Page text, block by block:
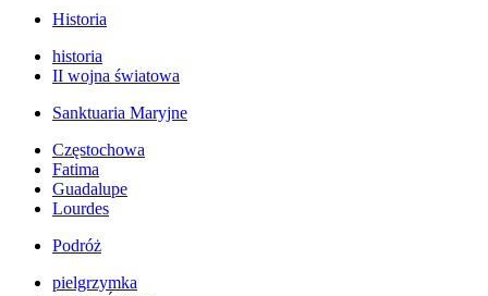
Historia
historia
II wojna światowa
Sanktuaria Maryjne
Częstochowa
Fatima
Guadalupe
Lourdes
Podróż
pielgrzymka